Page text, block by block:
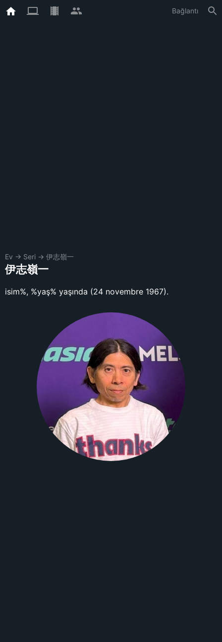
Bağlantı
Ev → Seri → 伊志嶺一
伊志嶺一
isim%, %yaş% yaşında (24 novembre 1967).